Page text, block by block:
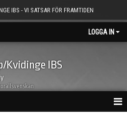
IBS - VI SATSAR FÖR FRAMTIDEN
LOGGA IN
Kvidinge IBS